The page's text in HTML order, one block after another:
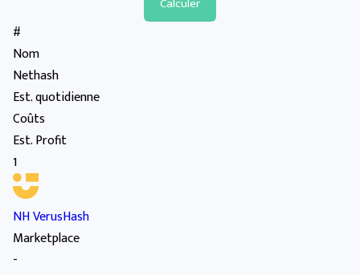
#
Nom
Nethash
Est. quotidienne
Coûts
Est. Profit
1
NH VerusHash
Marketplace
-